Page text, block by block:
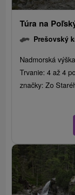
Túra na
Prešovský
Nadmorská
Trvanie: 4 až 4
značky: Zo